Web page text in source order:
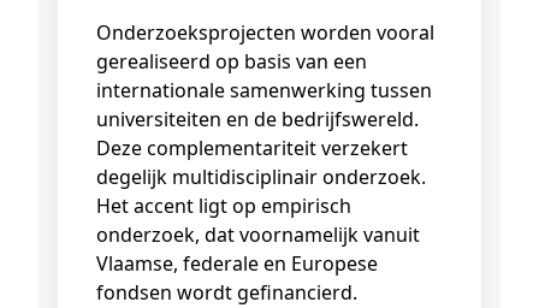
Onderzoeksprojecten worden vooral
gerealiseerd op basis van een
internationale samenwerking tussen
universiteiten en de bedrijfswereld.
Deze complementariteit verzekert
degelijk multidisciplinair onderzoek.
Het accent ligt op empirisch
onderzoek, dat voornamelijk vanuit
Vlaamse, federale en Europese
fondsen wordt gefinancierd.